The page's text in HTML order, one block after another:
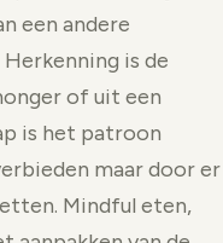
een andere
is de
of uit een
is het patroon
maar door er
Mindful eten,